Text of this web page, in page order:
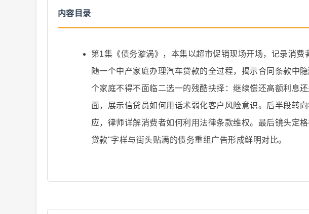
款
内容目录
第1集《债务漩涡》，本集以超市促销现场开场，记录消
随一个中产家庭办理汽车贷款的全过程，揭示合同条款中
个家庭不得不面临二选一的残酷抉择：继续偿还高额利息
面，展示信贷员如何用话术弱化客户风险意识。后半段转
应，律师详解消费者如何利用法律条款维权。最后镜头定
贷款"字样与街头贴满的债务重组广告形成鲜明对比。